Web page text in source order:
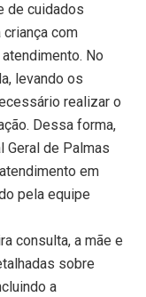
de cuidados
com
No
levando os
realizar o
Dessa forma,
Geral de Palmas
em
pela equipe
consulta, a mãe e
sobre
a